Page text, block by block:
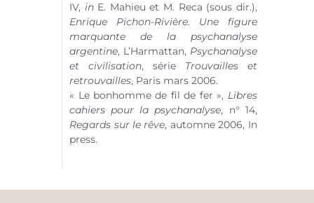
IV, inE. Mahieu et M. Reca (sous dir.),
Enrique Pichon-Rivière. Une figure
marquante de la psychanalyse
argentine, L’Harmattan, Psychanalyse
et civilisation, série Trouvailles et
retrouvailles, Paris mars 2006.
« Le bonhomme de fil de fer », Libres
cahiers pour la psychanalyse, n° 14,
Regards sur le rêve, automne 2006, In
press.